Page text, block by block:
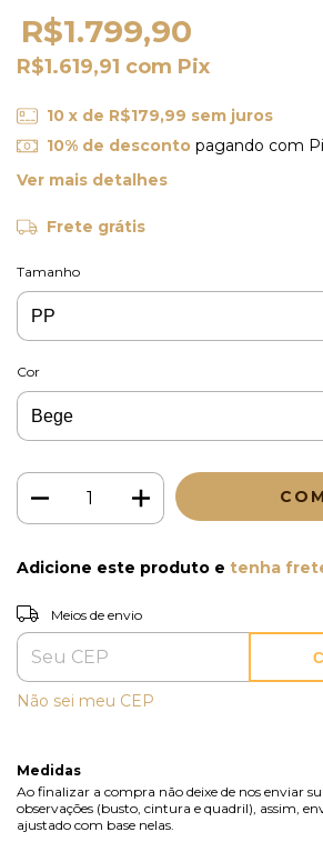
R$1.799,90
R$1.619,91 com Pix
10 x de R$179,99 sem juros
10% de descontopagando com
Ver mais detalhes
Frete grátis
Tamanho
Cor
Adicione este produto e tenha
Entregas para o CEP:
Meios de envio
Não sei meu CEP
Medidas
Ao finalizar a compra não deixe de nos enviar
observações (busto, cintura e quadril), assim,
ajustado com base nelas.